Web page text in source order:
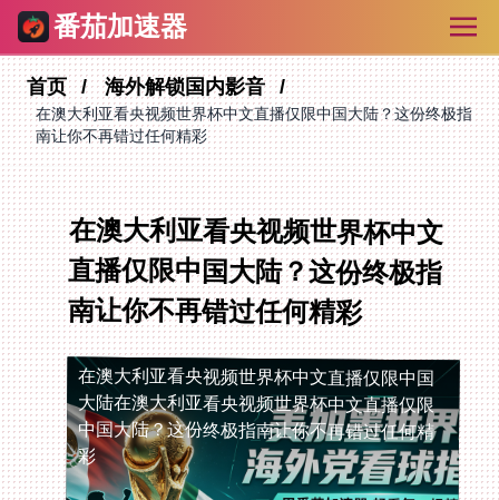
番茄加速器
首页 海外解锁国内影音
在澳大利亚看央视频世界杯中文直播仅限中国大陆？这份终极指
南让你不再错过任何精彩
在澳大利亚看央视频世界杯中文
直播仅限中国大陆？这份终极指
南让你不再错过任何精彩
在澳大利亚看央视频世界杯中文直播仅限中国
大陆在澳大利亚看央视频世界杯中文直播仅限
中国大陆？这份终极指南让你不再错过任何精
彩